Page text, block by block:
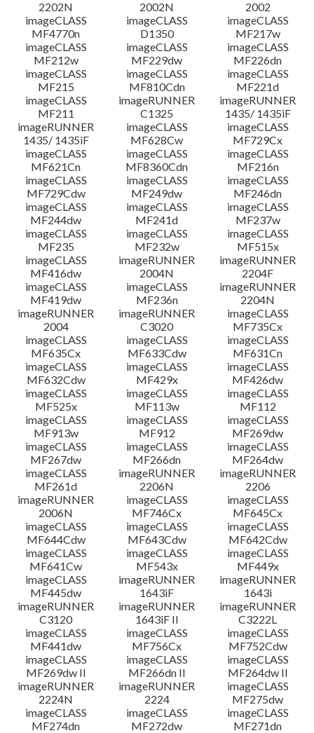
2202N
2002N
2002
imageCLASS
MF4770n
imageCLASS
D1350
imageCLASS
MF217w
imageCLASS
MF212w
imageCLASS
MF229dw
imageCLASS
MF226dn
imageCLASS
MF215
imageCLASS
MF810Cdn
imageCLASS
MF221d
imageCLASS
MF211
imageRUNNER
C1325
imageRUNNER
1435/ 1435iF
imageRUNNER
1435/ 1435iF
imageCLASS
MF628Cw
imageCLASS
MF729Cx
imageCLASS
MF621Cn
imageCLASS
MF8360Cdn
imageCLASS
MF216n
imageCLASS
MF729Cdw
imageCLASS
MF249dw
imageCLASS
MF246dn
imageCLASS
MF244dw
imageCLASS
MF241d
imageCLASS
MF237w
imageCLASS
MF235
imageCLASS
MF232w
imageCLASS
MF515x
imageCLASS
MF416dw
imageRUNNER
2004N
imageRUNNER
2204F
imageCLASS
MF419dw
imageCLASS
MF236n
imageRUNNER
2204N
imageRUNNER
2004
imageRUNNER
C3020
imageCLASS
MF735Cx
imageCLASS
MF635Cx
imageCLASS
MF633Cdw
imageCLASS
MF631Cn
imageCLASS
MF632Cdw
imageCLASS
MF429x
imageCLASS
MF426dw
imageCLASS
MF525x
imageCLASS
MF113w
imageCLASS
MF112
imageCLASS
MF913w
imageCLASS
MF912
imageCLASS
MF269dw
imageCLASS
MF267dw
imageCLASS
MF266dn
imageCLASS
MF264dw
imageCLASS
MF261d
imageRUNNER
2206N
imageRUNNER
2206
imageRUNNER
2006N
imageCLASS
MF746Cx
imageCLASS
MF645Cx
imageCLASS
MF644Cdw
imageCLASS
MF643Cdw
imageCLASS
MF642Cdw
imageCLASS
MF641Cw
imageCLASS
MF543x
imageCLASS
MF449x
imageCLASS
MF445dw
imageRUNNER
1643iF
imageRUNNER
1643i
imageRUNNER
C3120
imageRUNNER
1643iF II
imageRUNNER
C3222L
imageCLASS
MF441dw
imageCLASS
MF756Cx
imageCLASS
MF752Cdw
imageCLASS
MF269dw II
imageCLASS
MF266dn II
imageCLASS
MF264dw II
imageRUNNER
2224N
imageRUNNER
2224
imageCLASS
MF275dw
imageCLASS
MF274dn
imageCLASS
MF272dw
imageCLASS
MF271dn